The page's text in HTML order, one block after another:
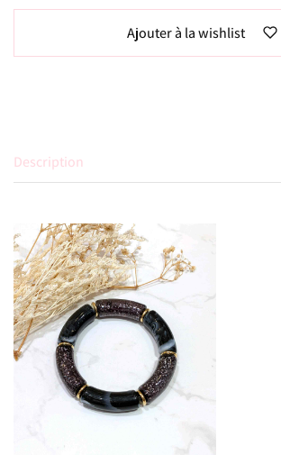
Ajouter à la wishlist
Description